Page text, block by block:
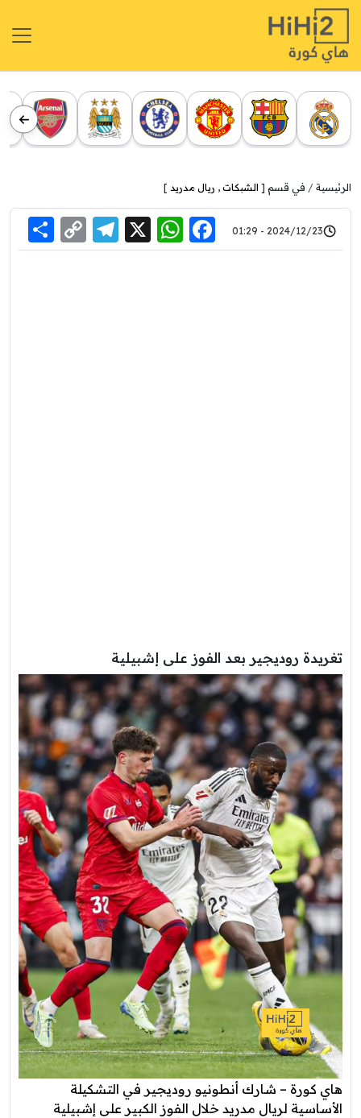
الرئيسية في قسم [ الشبكات , ريال مدريد ]
2024/12/23 - 01:29
Facebook
WhatsApp
X
Link
تغريدة روديجير بعد الفوز على إشبيلية
هاي كورة – شارك أنطونيو روديجير في التشكيلة
الأساسية لريال مدريد خلال الفوز الكبير على إشبيلية